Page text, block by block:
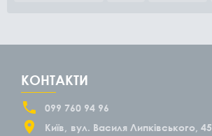
КОНТАКТИ
099 760 94 96
Київ
вул. Василя Липківського, 45